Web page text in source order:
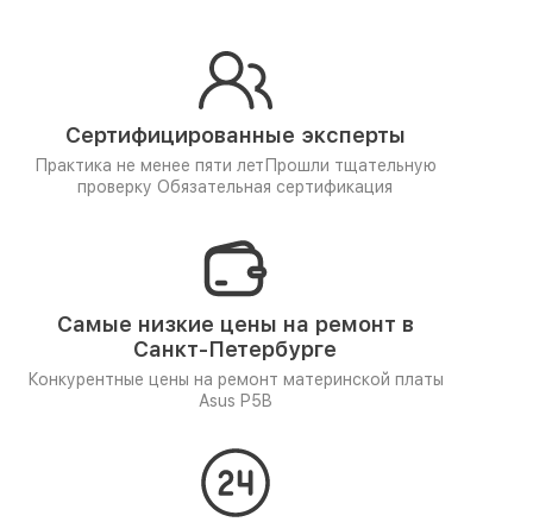
Сертифицированные эксперты
Практика не менее пяти лет Прошли тщательную
проверку Обязательная сертификация
Самые низкие цены на ремонт в
Санкт-Петербурге
Конкурентные цены на ремонт материнской платы
Asus P5B